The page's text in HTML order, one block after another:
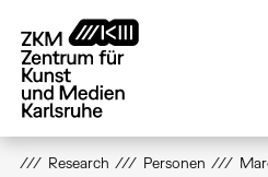
zum
Inhalt
Research Personen